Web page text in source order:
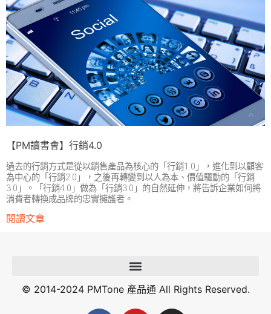
【PM讀書會】行銷4.0
過去的行銷方式是從以銷售產品為核心的「行銷1.0」，進化到以顧客
為中心的「行銷2.0」，之後再轉變到以人為本、價值驅動的「行銷
3.0」。「行銷4.0」做為「行銷3.0」的自然延伸，將告訴企業如何將
消費者轉換成品牌的忠實擁護者。
閱讀文章
© 2014-2024 PMTone 產品通 All Rights Reserved.